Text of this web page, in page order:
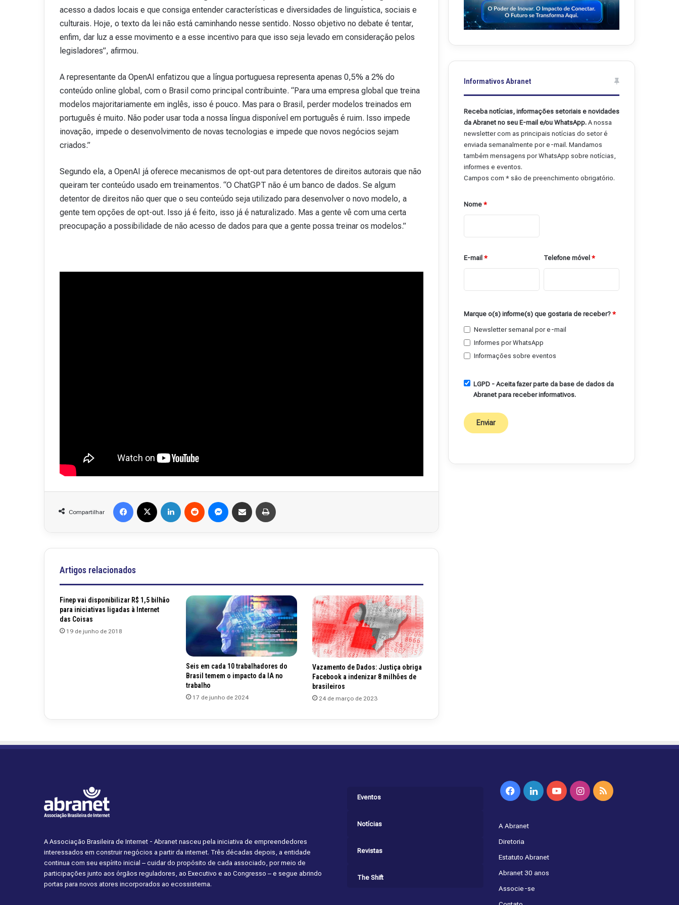
acesso a dados locais e que consiga entender características e diversidades de linguística, sociais e
culturais. Hoje, o texto da lei não está caminhando nesse sentido. Nosso objetivo no debate é tentar,
enfim, dar luz a esse movimento e a esse incentivo para que isso seja levado em consideração pelos
legisladores”, afirmou.
A representante da OpenAI enfatizou que a língua portuguesa representa apenas 0,5% a 2% do
conteúdo online global, com o Brasil como principal contribuinte. “Para uma empresa global que treina
modelos majoritariamente em inglês, isso é pouco. Mas para o Brasil, perder modelos treinados em
português é muito. Não poder usar toda a nossa língua disponível em português é ruim. Isso impede
inovação, impede o desenvolvimento de novas tecnologias e impede que novos negócios sejam
criados.”
Segundo ela, a OpenAI já oferece mecanismos de opt-out para detentores de direitos autorais que não
queiram ter conteúdo usado em treinamentos. “O ChatGPT não é um banco de dados. Se algum
detentor de direitos não quer que o seu conteúdo seja utilizado para desenvolver o novo modelo, a
gente tem opções de opt-out. Isso já é feito, isso já é naturalizado. Mas a gente vê com uma certa
preocupação a possibilidade de não acesso de dados para que a gente possa treinar os modelos.”
Compartilhar
Artigos relacionados
Finep vai disponibilizar R$ 1,5 bilhão
para iniciativas ligadas à Internet
das Coisas
19 de junho de 2018
Seis em cada 10 trabalhadores do
Brasil temem o impacto da IA no
trabalho
17 de junho de 2024
Vazamento de Dados: Justiça obriga
Facebook a indenizar 8 milhões de
brasileiros
24 de março de 2023
Informativos Abranet
Receba notícias, informações setoriais e novidades
da Abranet no seu E-mail e/ou WhatsApp.A nossa
newsletter com as principais notícias do setor é
enviada semanalmente por e-mail. Mandamos
também mensagens por WhatsApp sobre notícias,
informes e eventos.
Campos com * são de preenchimento obrigatório.
Nome*
E-mail* Telefone móvel *
Marque o(s) informe(s) que gostaria de receber?*
Newsletter semanal por e-mail
Informes por WhatsApp
Informações sobre eventos
LGPD - Aceita fazer parte da base de dados da
Abranet para receber informativos.
A Associação Brasileira de Internet - Abranet nasceu pela iniciativa de empreendedores
interessados em construir negócios a partir da internet. Três décadas depois, a entidade
continua com seu espírito inicial – cuidar do propósito de cada associado, por meio de
participações junto aos órgãos reguladores, ao Executivo e ao Congresso – e segue abrindo
portas para novos atores incorporados ao ecossistema.
Eventos
Notícias
Revistas
The Shift
FacebookLinkedinYouTubeInstagram
RSS
A Abranet
Diretoria
Estatuto Abranet
Abranet 30 anos
Associe-se